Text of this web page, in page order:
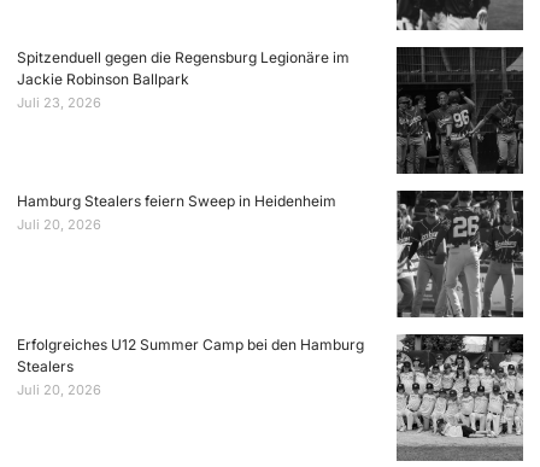
Spitzenduell gegen die Regensburg Legionäre im
Jackie Robinson Ballpark
Juli 23, 2026
Hamburg Stealers feiern Sweep in Heidenheim
Juli 20, 2026
Erfolgreiches U12 Summer Camp bei den Hamburg
Stealers
Juli 20, 2026